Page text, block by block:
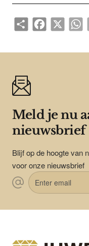
ShareFacebook
X
Meld je nu
nieuwsbrief
Blijf op de hoogte van
voor onze nieuwsbrief
Enter
email